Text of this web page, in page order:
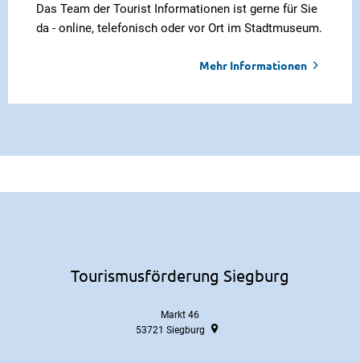
Das Team der Tourist Informationen ist gerne für Sie
da - online, telefonisch oder vor Ort im Stadtmuseum.
Mehr Informationen
Tourismusförderung Siegburg
Markt 46
53721 Siegburg